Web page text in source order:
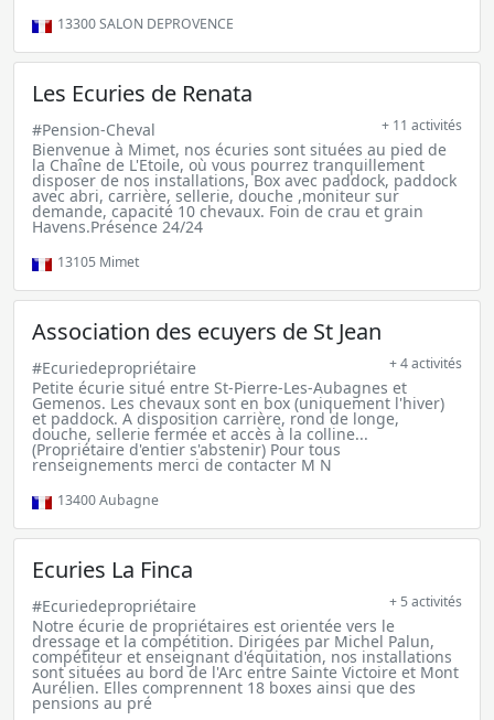
13300SALON DEPROVENCE
Les Ecuries de Renata
#Pension-Cheval + 11 activités
Bienvenue à Mimet, nos écuries sont situées au pied de
la Chaîne de L'Etoile, où vous pourrez tranquillement
disposer de nos installations, Box avec paddock, paddock
avec abri, carrière, sellerie, douche ,moniteur sur
demande, capacité 10 chevaux. Foin de crau et grain
Havens.Présence 24/24
13105 Mimet
Association des ecuyers de St Jean
#Ecuriedepropriétaire + 4 activités
Petite écurie situé entre St-Pierre-Les-Aubagnes et
Gemenos. Les chevaux sont en box (uniquement l'hiver)
et paddock. A disposition carrière, rond de longe,
douche, sellerie fermée et accès à la colline...
(Propriétaire d'entier s'abstenir) Pour tous
renseignements merci de contacter M N
13400Aubagne
Ecuries La Finca
#Ecuriedepropriétaire + 5 activités
Notre écurie de propriétaires est orientée vers le
dressage et la compétition. Dirigées par Michel Palun,
compétiteur et enseignant d'équitation, nos installations
sont situées au bord de l'Arc entre Sainte Victoire et Mont
Aurélien. Elles comprennent 18 boxes ainsi que des
pensions au pré